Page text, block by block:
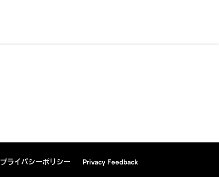
プライバシーポリシー Privacy Feedback